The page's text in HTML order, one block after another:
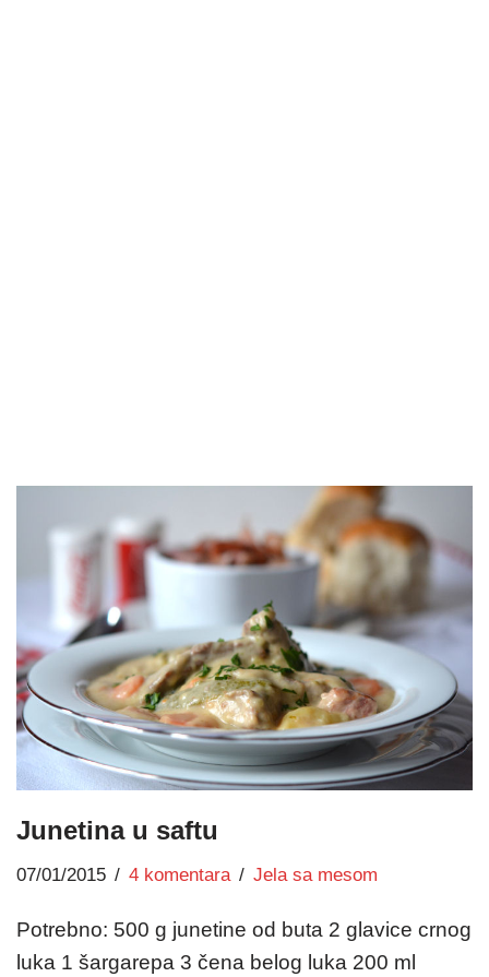
Junetina u saftu
07/01/2015 4 komentara Jela sa mesom
Potrebno: 500 g junetine od buta 2 glavice crnog
luka 1 šargarepa 3 čena belog luka 200 ml